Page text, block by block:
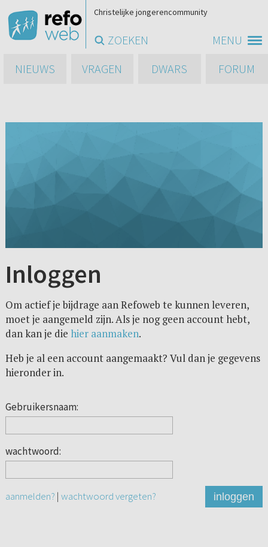
MENU
Christelijke jongerencommunity
ZOEKEN
NIEUWS
VRAGEN DWARS FORUM
Inloggen
Om actief je bijdrage aan Refoweb te kunnen leveren,
moet je aangemeld zijn. Als je nog geen account hebt,
dan kan je die hier aanmaken.
Heb je al een account aangemaakt? Vul dan je gegevens
hieronder in.
Gebruikersnaam:
wachtwoord:
aanmelden? | wachtwoord vergeten? inloggen